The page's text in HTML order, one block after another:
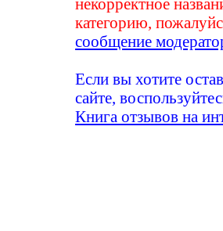
категорию,
сообщение
Если вы хотите
сайте,
Книга отзывов на